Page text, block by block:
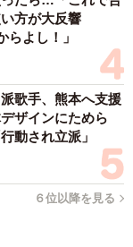
監督が、ただ強
」という新しい
んの演技があっ
しい声がある一
やかで優しいイ
い方が大反響
らよし！」
歌手、熊本へ支援
ザインにためら
動され立派」
６位以降を見る